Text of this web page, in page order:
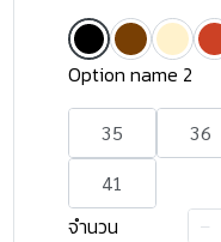
Option name 2
35 36
41
จำนวน